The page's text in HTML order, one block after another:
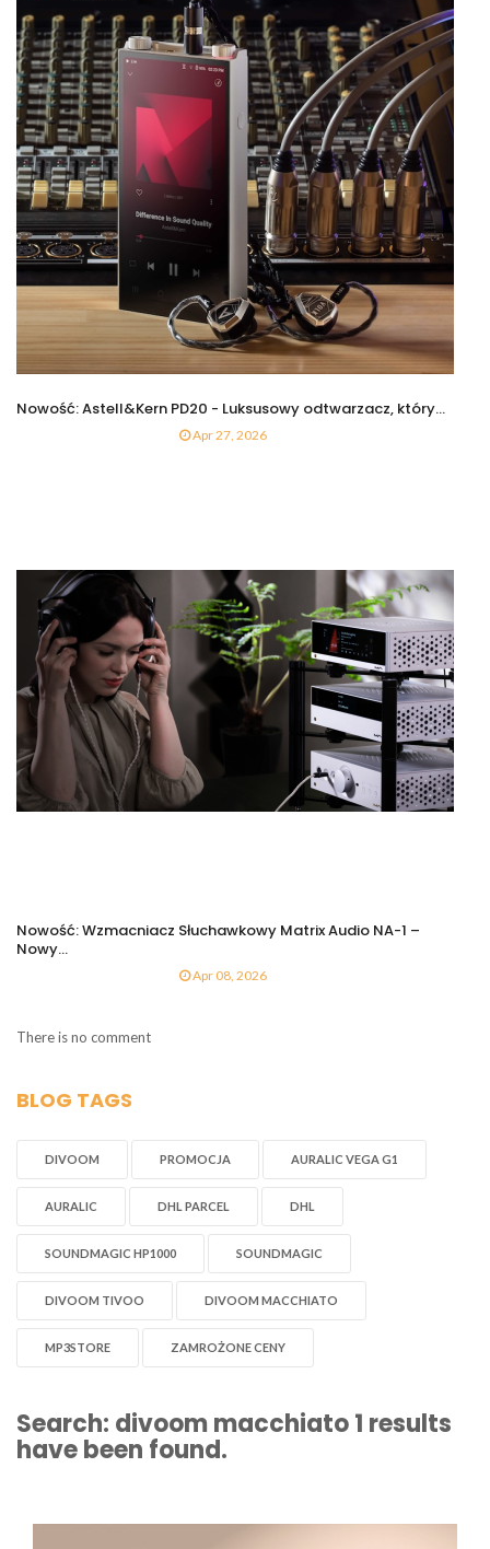
Nowość: Astell&Kern PD20 - Luksusowy odtwarzacz, który...
Apr 27, 2026
Nowość: Wzmacniacz Słuchawkowy Matrix Audio NA-1 –
Nowy...
Apr 08, 2026
There is no comment
BLOG TAGS
DIVOOM PROMOCJA AURALIC VEGA G1
AURALIC DHL PARCEL DHL
SOUNDMAGIC HP1000 SOUNDMAGIC
DIVOOM TIVOO DIVOOM MACCHIATO
MP3STORE ZAMROŻONE CENY
Search: divoom macchiato1 results
have been found.